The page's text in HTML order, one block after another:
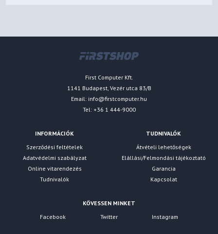
First Computer Kft.
1141 Budapest, Vezér utca 83/B
Email: info@firstcomputer.hu
Tel: +36 1 444-9000
INFORMÁCIÓK
Szerződési feltételek
Adatvédelmi szabályzat
Online vitarendezés
Tudnivalók
TUDNIVALÓK
Átvételi lehetőségek
Elállási/Felmondási tájékoztató
Garancia
Kapcsolat
KÖVESSEN MINKET
Facebook
Twitter Instagram